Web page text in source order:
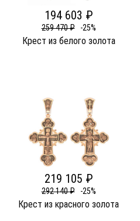
194 603 ₽
259 470 ₽ -25%
Крест из белого золота
219 105 ₽
292 140 ₽ -25%
Крест из красного золота